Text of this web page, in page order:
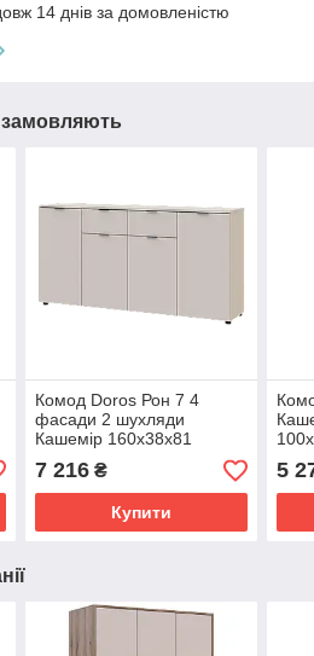
14 днів за домовленістю
Комод Doros Рон 7 4
фасади 2 шухляди
Кашемір 160х38х81
(41516049)
7 216₴
Купити
5